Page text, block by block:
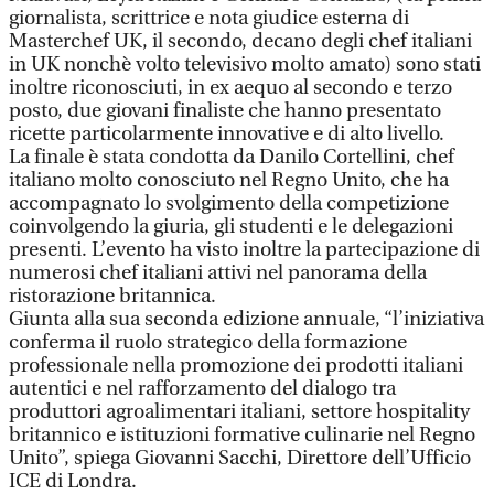
giornalista, scrittrice e nota giudice esterna di
Masterchef UK, il secondo, decano degli chef italiani
in UK nonchè volto televisivo molto amato) sono stati
inoltre riconosciuti, in ex aequo al secondo e terzo
posto, due giovani finaliste che hanno presentato
ricette particolarmente innovative e di alto livello.
La finale è stata condotta da Danilo Cortellini, chef
italiano molto conosciuto nel Regno Unito, che ha
accompagnato lo svolgimento della competizione
coinvolgendo la giuria, gli studenti e le delegazioni
presenti. L’evento ha visto inoltre la partecipazione di
numerosi chef italiani attivi nel panorama della
ristorazione britannica.
Giunta alla sua seconda edizione annuale, “l’iniziativa
conferma il ruolo strategico della formazione
professionale nella promozione dei prodotti italiani
autentici e nel rafforzamento del dialogo tra
produttori agroalimentari italiani, settore hospitality
britannico e istituzioni formative culinarie nel Regno
Unito”, spiega Giovanni Sacchi, Direttore dell’Ufficio
ICE di Londra.